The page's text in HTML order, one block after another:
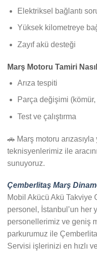
Elektriksel bağlantı
Yüksek kilometreye
Zayıf akü desteği
Marş Motoru Tamiri Nasıl
Arıza tespiti
Parça değişimi (kömür,
Test ve çalıştırma
🚗 Marş motoru
teknisyenlerimiz ile
sunuyoruz.
Çemberlitaş Marş
Mobil Akücü Akü Takviye
personel, İstanbul’un her
personellerimiz ve geniş
parkurumuz ile
Servisi işlerinizi en hızlı